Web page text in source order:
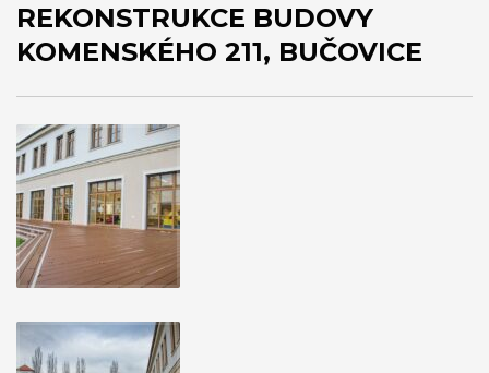
REKONSTRUKCE BUDOVY
KOMENSKÉHO 211, BUČOVICE